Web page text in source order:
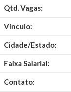
Qtd. Vagas:
Vinculo:
Cidade/Estado:
Faixa Salarial:
Contato: